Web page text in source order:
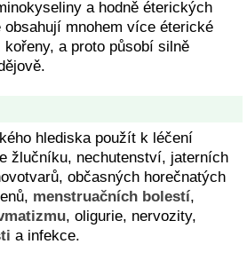
a hodně éterických
mnohem více éterické
a proto působí silně
hlediska použít k léčení
žlučníku, nechutenství, jaterních
občasných horečnatých
menstruačních bolestí,
, oligurie, nervozity,
a infekce.